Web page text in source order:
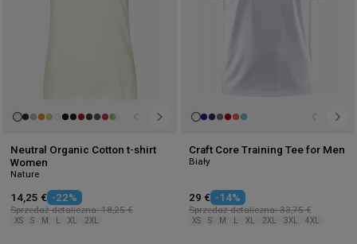
Neutral Organic Cotton t-shirt
Women
Nature
14,25 € -22%
Sprzedaż detaliczna: 18,25 €
XS S M XL 2XL
Craft Core Training Tee for Men
Biały
29 € -14%
Sprzedaż detaliczna: 33,75 €
XS S M XL 2XL 3XL 4XL